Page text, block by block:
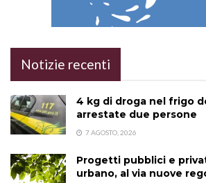
Notizie recenti
4 kg di droga nel frigo
arrestate due persone
7 AGOSTO, 2026
Progetti pubblici e
urbano, al via nuove